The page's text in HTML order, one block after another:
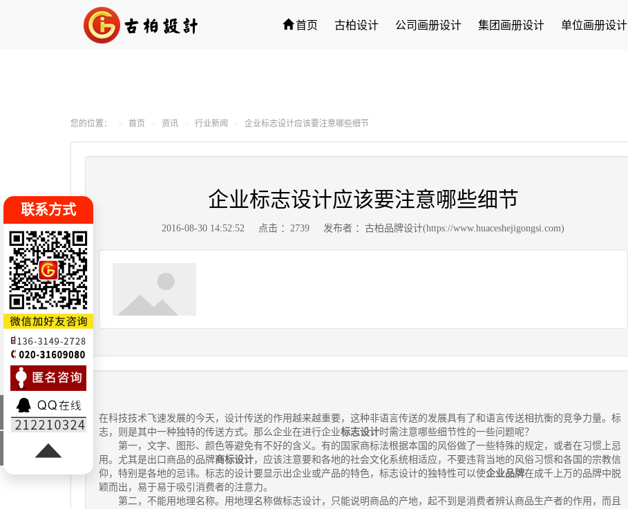
首页 古柏设计 公司画册设计 集团画册设计 单位画册设计
您的位置： 首页 资讯 行业新闻 企业标志设计应该要注意哪些细节
企业标志设计应该要注意哪些细节
2016-08-30 14:52:52 点击 ：2739 发布者 ：古柏品牌设计(https://www.huaceshejigongsi.com)
在科技技术飞速发展的今天，设计传送的作用越来越重要，这种非语言传送的发展具有了和语言传送相抗衡的竞争力量。标
志，则是其中一种独特的传送方式。那么企业在进行企业标志设计时需注意哪些细节性的一些问题呢？
第一，文字、图形、颜色等避免有不好的含义。有的国家商标法根据本国的风俗做了一些特殊的规定，或者在习惯上忌
用。尤其是出口商品的品牌商标设计，应该注意要和各地的社会文化系统相适应，不要违背当地的风俗习惯和各国的宗教信
仰，特别是各地的忌讳。标志的设计要显示出企业或产品的特色，标志设计的独特性可以使企业品牌在成千上万的品牌中脱
颖而出，易于易于吸引消费者的注意力。
第二，不能用地理名称。用地理名称做标志设计，只能说明商品的产地，起不到是消费者辨认商品生产者的作用，而且
联系方式
最新
资讯